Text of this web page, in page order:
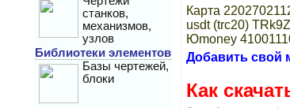
станков,
механизмов,
узлов
Библиотеки элементов
Базы чертежей,
блоки
Карта
usdt (trc20)
Юmoney
Добавить свой
Как